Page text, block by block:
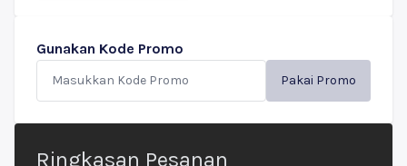
Gunakan Kode Promo
Pakai Promo
Ringkasan Pesanan